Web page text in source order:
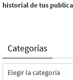
historial de tus
Categorías
Categorías